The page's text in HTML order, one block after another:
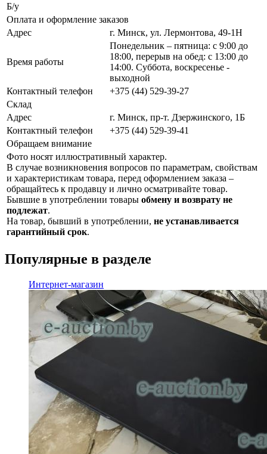
Б/у
Оплата и оформление заказов
Адрес
г. Минск, ул. Лермонтова, 49-1Н
Время работы
Понедельник – пятница: с 9:00 до
18:00, перерыв на обед: с 13:00 до
14:00. Суббота, воскресенье -
выходной
Контактный телефон
+375 (44) 529-39-27
Склад
Адрес
г. Минск, пр-т. Дзержинского, 1Б
Контактный телефон
+375 (44) 529-39-41
Обращаем внимание
Фото носят иллюстративный характер.
В случае возникновения вопросов по параметрам, свойствам
и характеристикам товара, перед оформлением заказа –
обращайтесь к продавцу и лично осматривайте товар.
Бывшие в употреблении товары обмену и возврату не
подлежат.
На товар, бывший в употреблении, не устанавливается
гарантийный срок.
Популярные в разделе
Интернет-магазин